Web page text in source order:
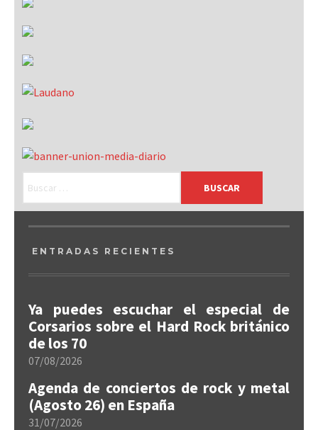
ENTRADAS RECIENTES
Ya puedes escuchar el especial de
Corsarios sobre el Hard Rock británico
de los 70
07/08/2026
Agenda de conciertos de rock y metal
(Agosto 26) en España
31/07/2026